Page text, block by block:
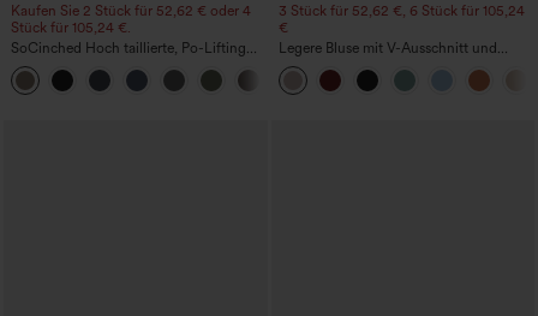
Kaufen Sie 2 Stück für 52,62 € oder 4
Stück für 105,24 €.
SoCinched Hoch taillierte, Po-Lifting
7/8-Trainingsleggings mit
Bauchkontrolle und Seitentaschen
+16
3 Stück für 52,62 €, 6 Stück für 105,24
€
Legere Bluse mit V-Ausschnitt und
kurzen Puffärmeln